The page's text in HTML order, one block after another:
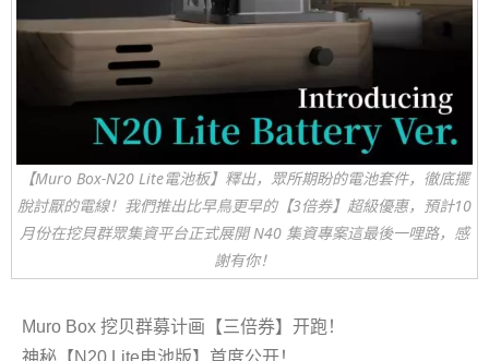
【Muro Box-N20 Lite電池板】釋出，眾所期盼的電池套件，徹底擺
脫討厭的電線！我們推出比早鳥更早的【3倍券】超級優惠，預計10
月份在挖貝群眾集資平台正式展開 N40 集資專案這最後一哩路，感
謝有你！
Muro Box 挖贝群募计画【三倍券】开跑！
神秘【N20 Lite电池版】首度公开！